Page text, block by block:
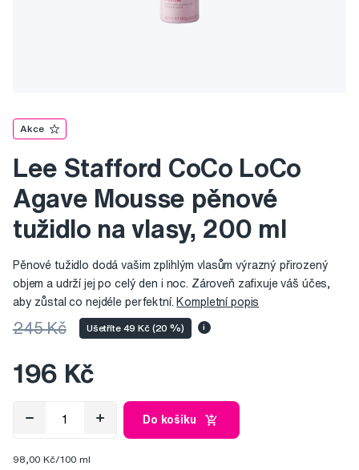
Akce
Lee Stafford CoCo LoCo
Agave Mousse pěnové
tužidlo na vlasy, 200 ml
Pěnové tužidlo dodá vašim zplihlým vlasům výrazný přirozený
objem a udrží jej po celý den i noc. Zároveň zafixuje váš účes,
aby zůstal co nejdéle perfektní. Kompletní popis
245 Kč Ušetříte 49 Kč (20 %) i
196 Kč
Do košíku
98,00 Kč/100 ml